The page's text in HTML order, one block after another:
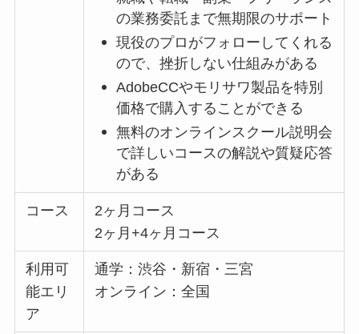
の業務委託まで無期限のサポート
現役のプロがフォローしてくれる
ので、挫折しない仕組みがある
AdobeCCやモリサワ製品を特別
価格で購入することができる
無料のオンラインスクール説明会
で詳しいコースの解説や質疑応答
がある
コース
2ヶ月コース
2ヶ月+4ヶ月コース
利用可
能エリ
ア
通学：渋谷・新宿・三宮
オンライン：全国